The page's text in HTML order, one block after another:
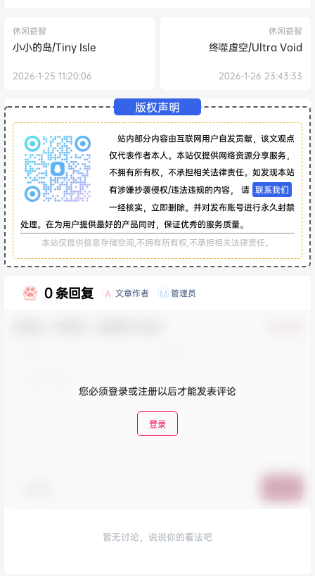
休闲益智
小小的岛/Tiny Isle
2026-1-25 11:20:06
休闲益智
终噬虚空/Ultra Void
2026-1-26 23:43:33
版权声明
站内部分内容由互联网用户自发贡献，该文观点
仅代表作者本人。本站仅提供网络资源分享服务，
不拥有所有权，不承担相关法律责任。如发现本站
有涉嫌抄袭侵权/违法违规的内容， 请 联系我们
一经核实，立即删除。并对发布账号进行永久封禁
处理。在为用户提供最好的产品同时，保证优秀的服务质量。
本站仅提供信息存储空间,不拥有所有权,不承担相关法律责任。
0 条回复 A 文章作者 M 管理员
您必须登录或注册以后才能发表评论
登录
暂无讨论，说说你的看法吧